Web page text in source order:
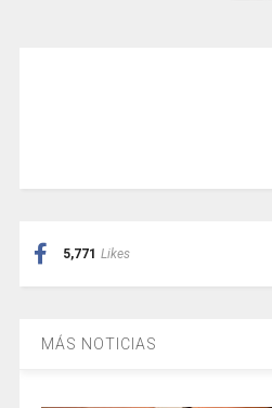
5,771 Likes
MÁS NOTICIAS